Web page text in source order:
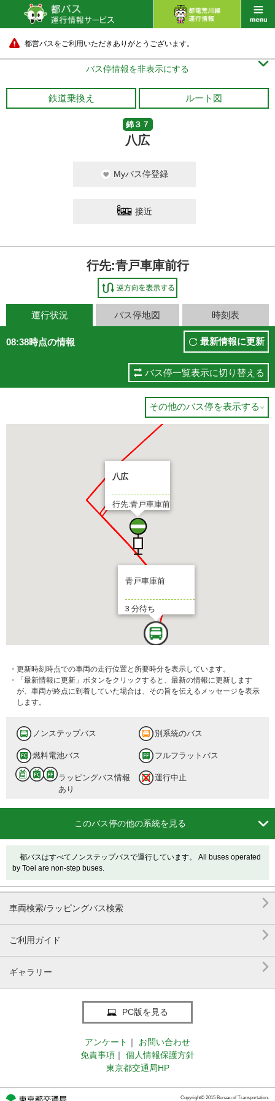
都営バスをご利用いただきありがとうございます。
バス停情報を非表示にする 
鉄道乗換え ルート図
錦３７
八広
Myバス停登録
接近
行先:青戸車庫前行
運行状況 バス停地図 時刻表
08:38時点の情報 最新情報に更新
バス停一覧表示に切り替える
その他のバス停を表示する 
八広
行先:青戸車庫前
青戸車庫前
3 分待ち
・更新時刻時点での車両の走行位置と所要時分を表示しています。
・「最新情報に更新」ボタンをクリックすると、最新の情報に更新します
が、車両が終点に到着していた場合は、その旨を伝えるメッセージを表示
します。
ノンステップバス 別系統のバス
燃料電池バス フルフラットバス
ラッピングバス情報
あり
運行中止
このバス停の他の系統を見る 
都バスはすべてノンステップバスで運行しています。 All buses operated
by Toei are non-step buses.
車両検索/ラッピングバス検索 
ご利用ガイド 
ギャラリー 
PC版を見る
アンケート ｜
お問い合わせ
免責事項 ｜
個人情報保護方針
東京都交通局HP
Copyright© 2015 Bureau of Transportation.